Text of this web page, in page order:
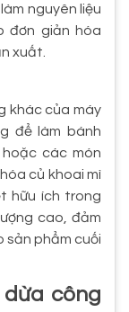
nguyên liệu
đơn giản hóa
xuất.
khác của máy
để làm bánh
các món
củ khoai mì
hữu ích trong
cao, đảm
sản phẩm cuối
công